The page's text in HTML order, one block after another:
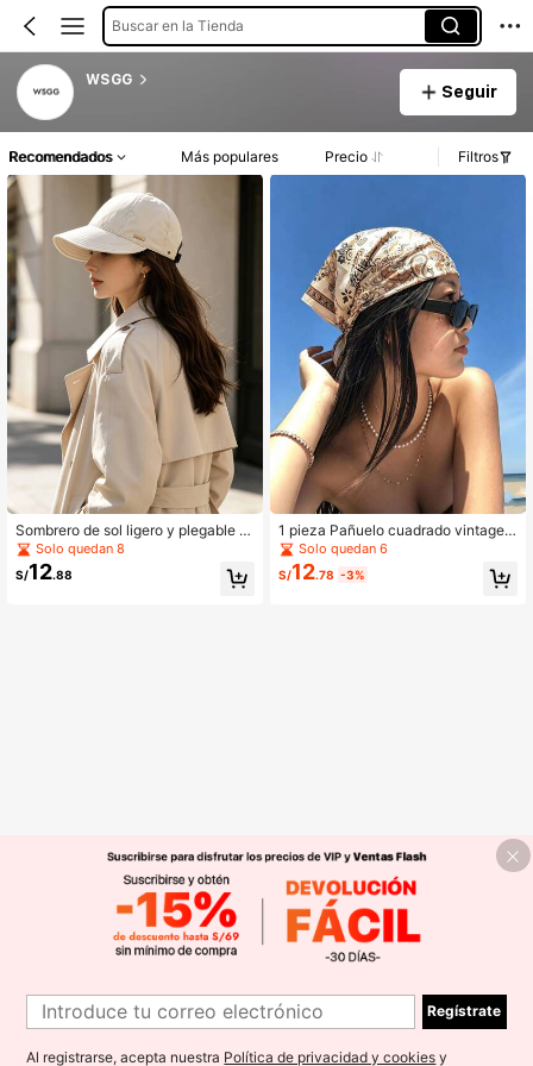
Buscar en la Tienda
WSGG
Seguir
Recomendados Más populares Precio Filtros
Sombrero de sol ligero y plegable p
ara mujer - Sombrero con protecció
n UV ajustable, protector facial, ver
sátil y de moda para primavera y ve
Solo quedan 8
S/12.88
1 pieza Pañuelo cuadrado vintage
multicolor con estampado paisley p
ara mujer - Cinta de satén de 27.56
pulgadas, combina con escote eleg
Solo quedan 6
S/12.78 -3%
1
Regístrate
Al registrarse, acepta nuestra Política de privacidad y cookies y